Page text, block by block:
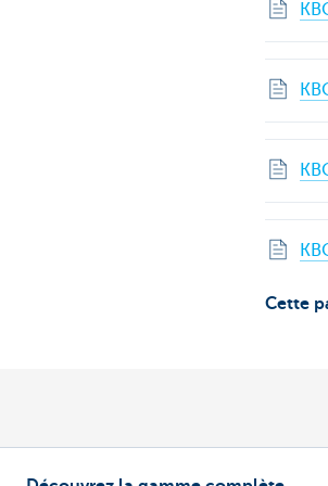
Cette